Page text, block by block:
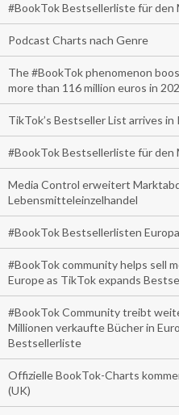
#BookTok Bestsellerliste für den
Podcast Charts nach Genre
The #BookTok phenomenon
more than 116 million euros in
TikTok’s Bestseller List arrives in
#BookTok Bestsellerliste für den
Media Control erweitert
Lebensmitteleinzelhandel
#BookTok Bestsellerlisten
#BookTok community helps sell
Europe as TikTok expands
#BookTok Community treibt
Millionen verkaufte Bücher in
Bestsellerliste
Offizielle BookTok-Charts
(UK)